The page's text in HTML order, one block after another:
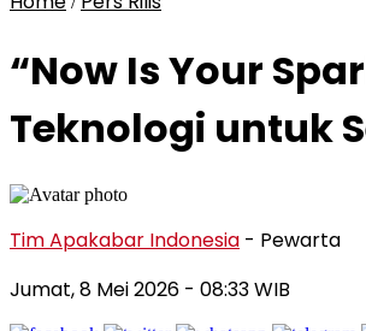
“Now Is Your
Teknologi untuk
Tim Apakabar Indonesia - Pewarta
Jumat, 8 Mei 2026 - 08:33 WIB